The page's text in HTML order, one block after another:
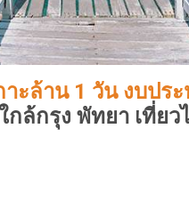
าะล้าน 1 วัน งบปร
กล้กรุง พัทยา เที่ยว